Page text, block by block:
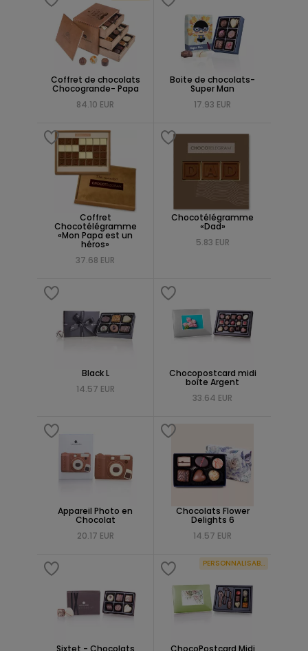
Coffret de chocolats
Chocogrande- Papa
84.10 EUR
Boite de chocolats-
Super Man
17.93 EUR
Coffret
Chocotélégramme
«Mon Papa est un
héros»
37.68 EUR
Chocotélégramme
«Dad»
5.83 EUR
Black L
14.57 EUR
Chocopostcard midi
boîte Argent
33.64 EUR
Appareil Photo en
Chocolat
20.17 EUR
Chocolats Flower
Delights 6
14.57 EUR
Sixtet - Chocolats
PERSONNALISABLE
ChocoPostcard Midi